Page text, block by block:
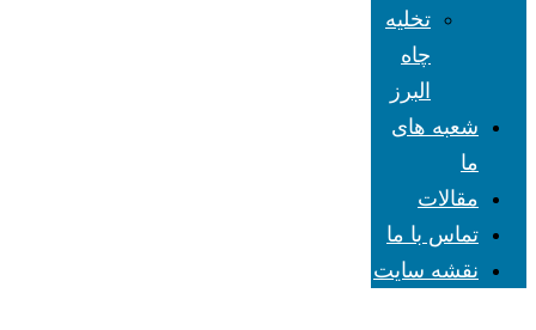
تخلیه
چاه
البرز
شعبه های
ما
مقالات
تماس با ما
نقشه سایت